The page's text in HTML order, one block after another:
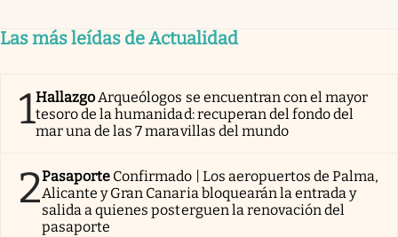
Las más leídas de Actualidad
1HallazgoArqueólogos se encuentran con el mayor
tesoro de la humanidad: recuperan del fondo del
mar una de las 7 maravillas del mundo
2Pasaporte Confirmado | Los aeropuertos de Palma,
Alicante y Gran Canaria bloquearán la entrada y
salida a quienes posterguen la renovación del
pasaporte